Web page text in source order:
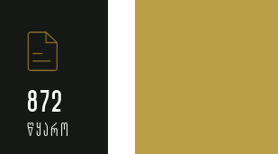
872
წყარო